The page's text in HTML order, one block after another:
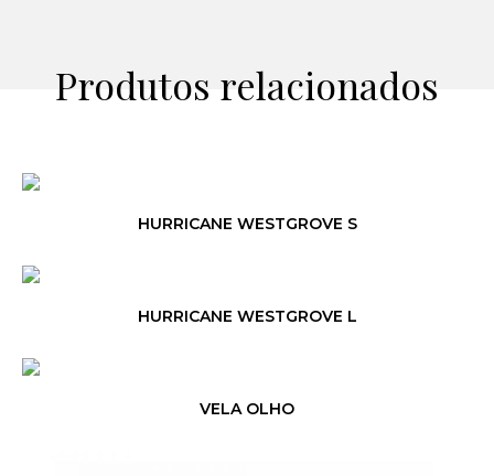
Produtos relacionados
HURRICANE WESTGROVE S
HURRICANE WESTGROVE L
VELA OLHO